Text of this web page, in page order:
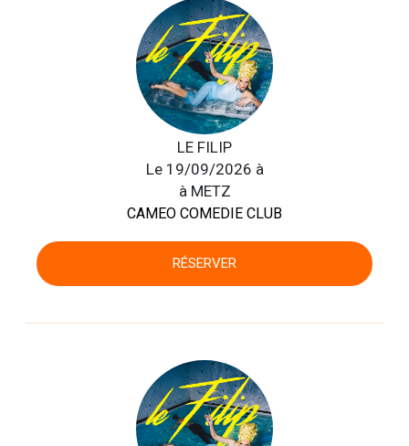
LE FILIP
Le 19/09/2026 à
à METZ
CAMEO COMEDIE CLUB
RÉSERVER